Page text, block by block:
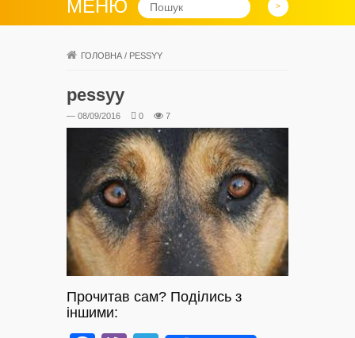
МЕНЮ
ГОЛОВНА / PESSYY
pessyy
— 08/09/2016 0 7
Прочитав сам? Поділись з
іншими: